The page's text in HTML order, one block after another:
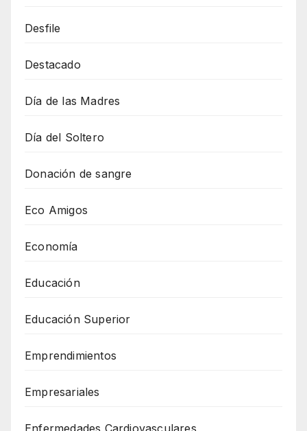
Desfile
Destacado
Día de las Madres
Día del Soltero
Donación de sangre
Eco Amigos
Economía
Educación
Educación Superior
Emprendimientos
Empresariales